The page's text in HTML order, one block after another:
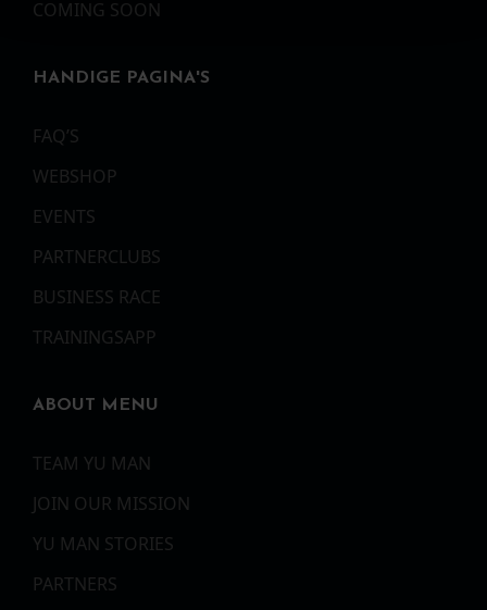
COMING SOON
HANDIGE PAGINA'S
FAQ’S
WEBSHOP
EVENTS
PARTNERCLUBS
BUSINESS RACE
TRAININGSAPP
ABOUT MENU
TEAM YU MAN
JOIN OUR MISSION
YU MAN STORIES
PARTNERS